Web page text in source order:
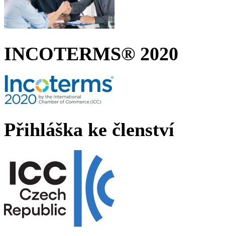
INCOTERMS® 2020
Přihláška ke členství